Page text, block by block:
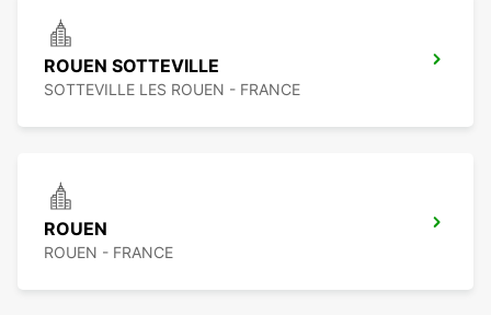
ROUEN SOTTEVILLE
SOTTEVILLE LES ROUEN - FRANCE
ROUEN
ROUEN - FRANCE